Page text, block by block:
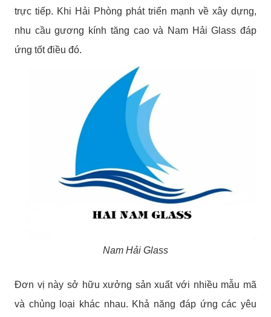
trực tiếp. Khi Hải Phòng phát triển mạnh về xây dựng,
nhu cầu gương kính tăng cao và Nam Hải Glass đáp
ứng tốt điều đó.
Nam Hải Glass
Đơn vị này sở hữu xưởng sản xuất với nhiều mẫu mã
và chủng loại khác nhau. Khả năng đáp ứng các yêu